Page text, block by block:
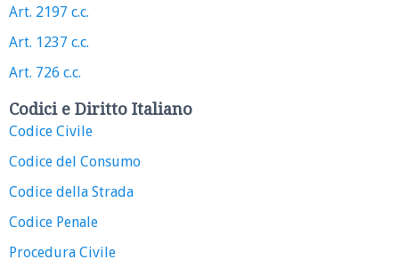
Art. 2197 c.c.
Art. 1237 c.c.
Art. 726 c.c.
Codici e Diritto Italiano
Codice Civile
Codice del Consumo
Codice della Strada
Codice Penale
Procedura Civile